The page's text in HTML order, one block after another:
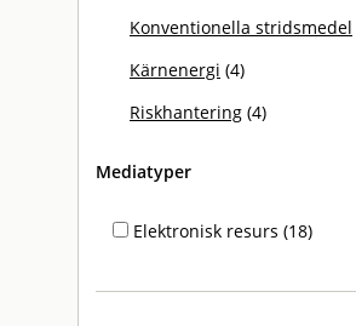
Konventionella stridsmedel
Kärnenergi (4)
Riskhantering (4)
Mediatyper
Elektronisk resurs (18)